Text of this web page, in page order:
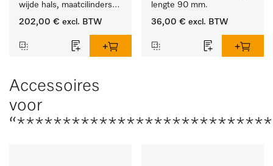
wijde hals, maatcilinders
enz.
202,00 € excl. BTW
lengte 90 mm.
36,00 € excl. BTW
Accessoires
voor